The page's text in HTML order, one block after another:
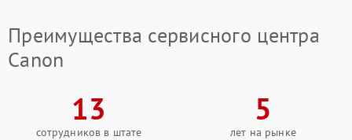
Преимущества сервисного центра
Canon
13
сотрудников в штате
5
лет на рынке